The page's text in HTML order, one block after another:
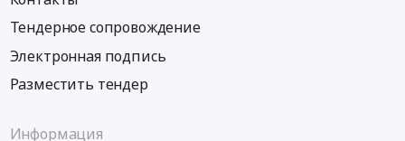
Тендерное сопровождение
Электронная подпись
Разместить тендер
Информация